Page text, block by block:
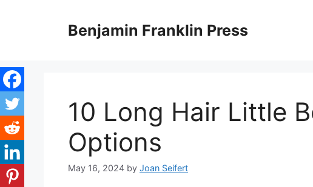
Benjamin Franklin Press
10 Long Hair Little
Options
May 16, 2024 by Joan Seifert